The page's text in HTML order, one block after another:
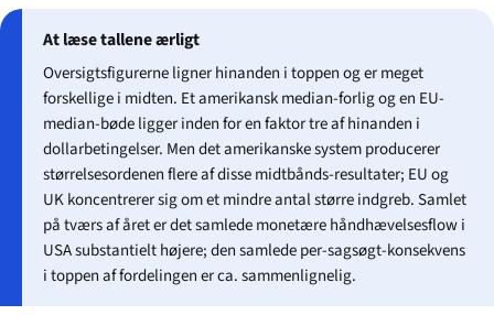
At læse tallene ærligt
Oversigtsfigurerne ligner hinanden i toppen og er meget
forskellige i midten. Et amerikansk median-forlig og en EU-
median-bøde ligger inden for en faktor tre af hinanden i
dollarbetingelser. Men det amerikanske system producerer
størrelsesordenen flere af disse midtbånds-resultater; EU og
UK koncentrerer sig om et mindre antal større indgreb. Samlet
på tværs af året er det samlede monetære håndhævelsesflow i
USA substantielt højere; den samledeper-sagsøgt-konsekvens
i toppen af fordelingen er ca. sammenlignelig.